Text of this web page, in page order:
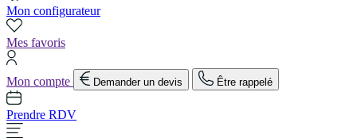
Mon configurateur
Mes favoris
Mon compte Demander un devis Être rappelé
Prendre RDV